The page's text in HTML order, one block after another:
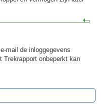
mail de inloggegevens
Trekrapport onbeperkt kan